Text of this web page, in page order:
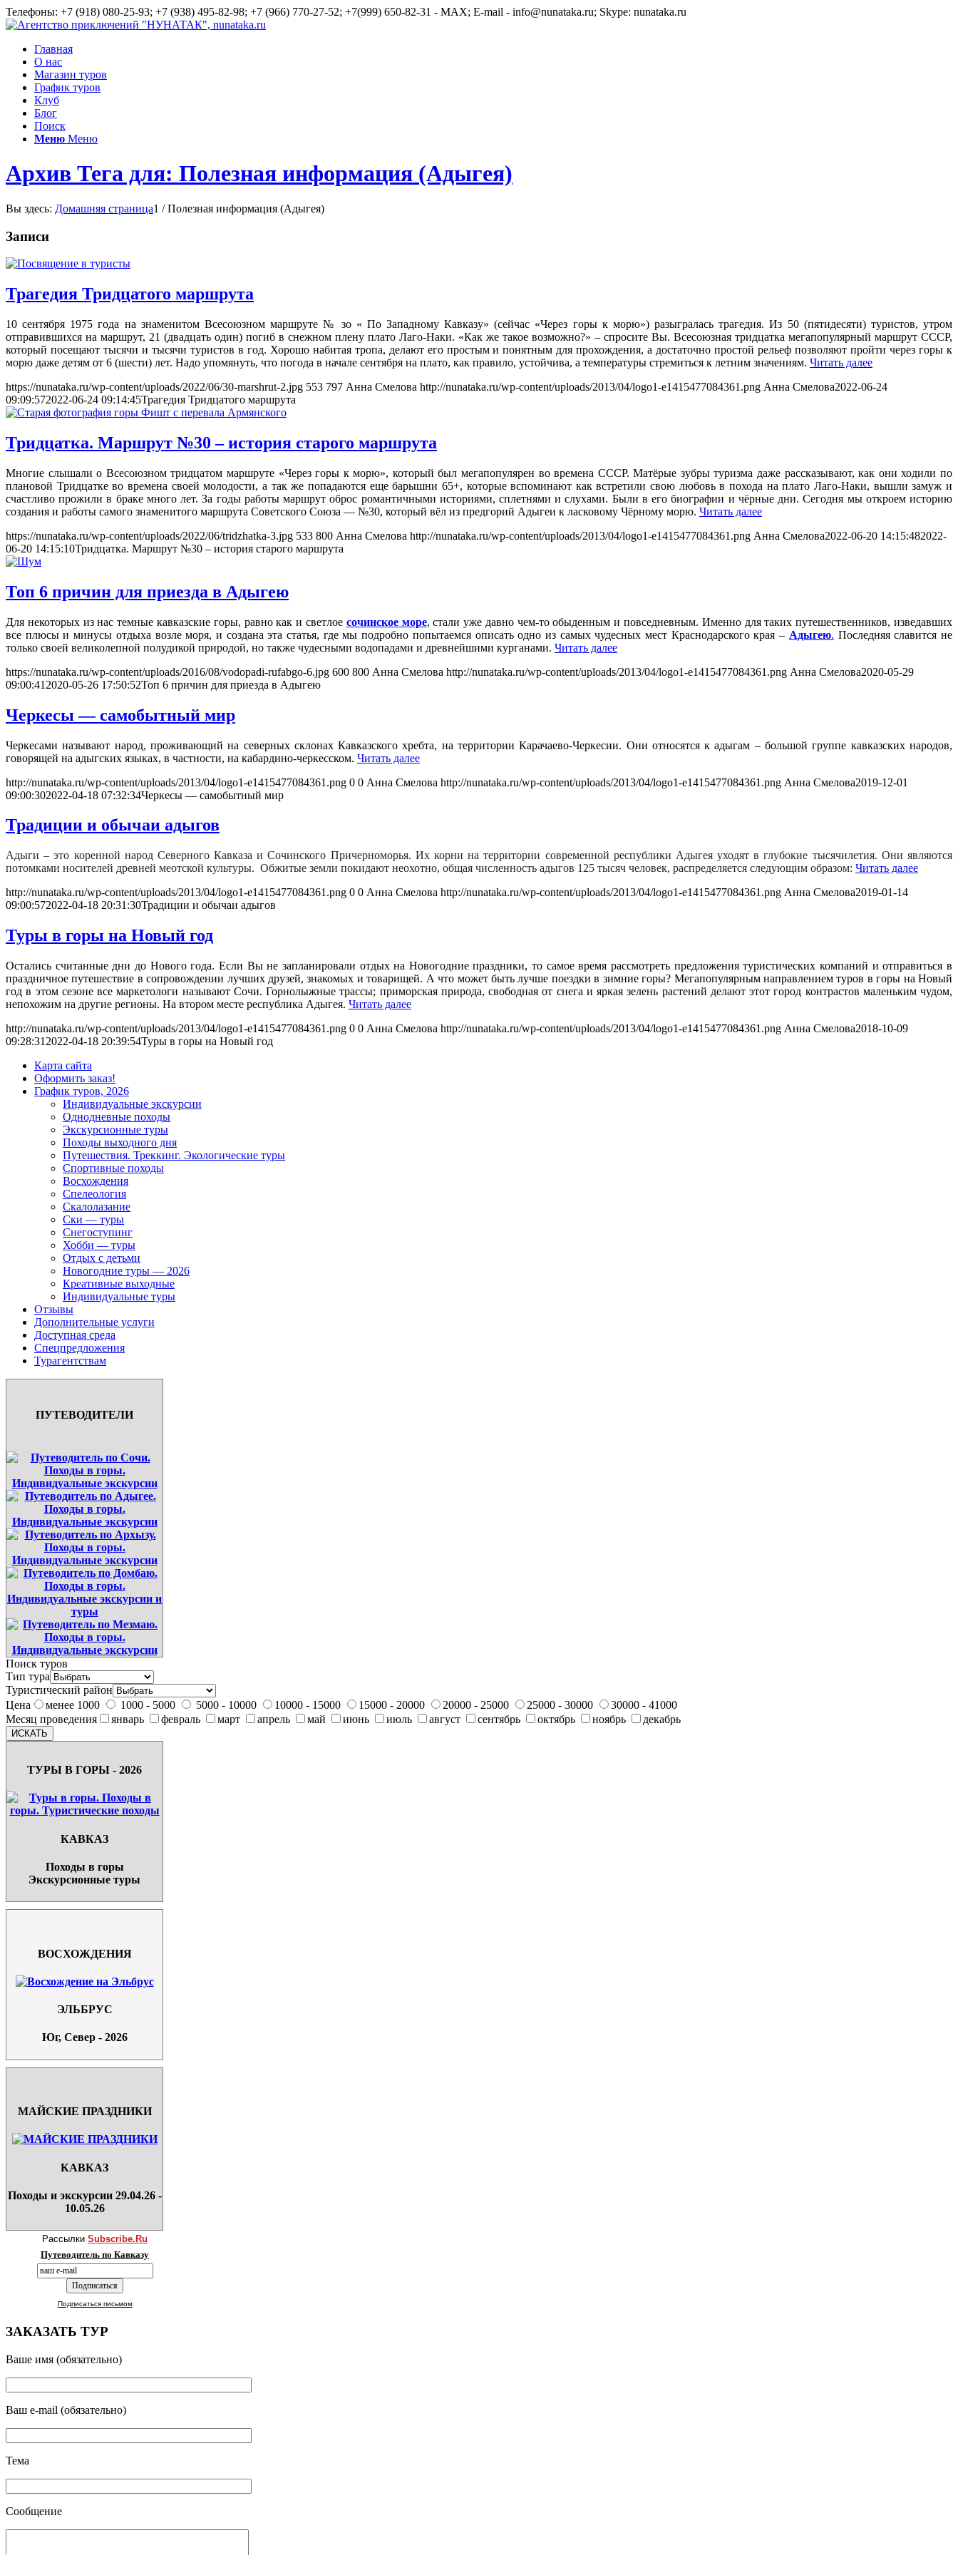
Телефоны: +7 (918) 080-25-93; +7 (938) 495-82-98; +7 (966) 770-27-52; +7(999) 650-82-31 - MAX; E-mail - info@nunataka.ru; Skype: nunataka.ru
Главная
О нас
Магазин туров
График туров
Клуб
Блог
Поиск
Меню Меню
Архив Тега для: Полезная информация (Адыгея)
Вы здесь: Домашняя страница1 / Полезная информация (Адыгея)
Записи
Трагедия Тридцатого маршрута
10 сентября 1975 года на знаменитом Всесоюзном маршруте № зо « По Западному Кавказу» (сейчас «Через горы к морю») разыгралась трагедия. Из 50 (пятидесяти) туристов, утром
отправившихся на маршрут, 21 (двадцать один) погиб в снежном плену плато Лаго-Наки. «Как же такое возможно?» – спросите Вы. Всесоюзная тридцатка мегапопулярный маршрут СССР,
который посещают тысячи и тысячи туристов в год. Хорошо набитая тропа, делают его простым и понятным для прохождения, а достаточно простой рельеф позволяют пройти через горы к
морю даже детям от 6 (шести) лет. Надо упомянуть, что погода в начале сентября на плато, как правило, устойчива, а температуры стремиться к летним значениям. Читать далее
https://nunataka.ru/wp-content/uploads/2022/06/30-marshrut-2.jpg 553 797 Анна Смелова http://nunataka.ru/wp-content/uploads/2013/04/logo1-e1415477084361.png Анна Смелова2022-06-24
09:09:572022-06-24 09:14:45Трагедия Тридцатого маршрута
Тридцатка. Маршрут №30 – история старого маршрута
Многие слышали о Всесоюзном тридцатом маршруте «Через горы к морю», который был мегапопулярен во времена СССР. Матёрые зубры туризма даже рассказывают, как они ходили по
плановой Тридцатке во времена своей молодости, а так же попадаются еще барышни 65+, которые вспоминают как встретили свою любовь в похода на плато Лаго-Наки, вышли замуж и
счастливо прожили в браке много лет. За годы работы маршрут оброс романтичными историями, сплетнями и слухами. Были в его биографии и чёрные дни. Сегодня мы откроем историю
создания и работы самого знаменитого маршрута Советского Союза — №30, который вёл из предгорий Адыгеи к ласковому Чёрному морю. Читать далее
https://nunataka.ru/wp-content/uploads/2022/06/tridzhatka-3.jpg 533 800 Анна Смелова http://nunataka.ru/wp-content/uploads/2013/04/logo1-e1415477084361.png Анна Смелова2022-06-20 14:15:482022-
06-20 14:15:10Тридцатка. Маршрут №30 – история старого маршрута
Топ 6 причин для приезда в Адыгею
Для некоторых из нас темные кавказские горы, равно как и светлое сочинское море, стали уже давно чем-то обыденным и повседневным. Именно для таких путешественников, изведавших
все плюсы и минусы отдыха возле моря, и создана эта статья, где мы подробно попытаемся описать одно из самых чудесных мест Краснодарского края – Адыгею. Последняя славится не
только своей великолепной полудикой природой, но также чудесными водопадами и древнейшими курганами. Читать далее
https://nunataka.ru/wp-content/uploads/2016/08/vodopadi-rufabgo-6.jpg 600 800 Анна Смелова http://nunataka.ru/wp-content/uploads/2013/04/logo1-e1415477084361.png Анна Смелова2020-05-29
09:00:41 2020-05-26 17:50:52Топ 6 причин для приезда в Адыгею
Черкесы — самобытный мир
Черкесами называют народ, проживающий на северных склонах Кавказского хребта, на территории Карачаево-Черкесии. Они относятся к адыгам – большой группе кавказских народов,
говорящей на адыгских языках, в частности, на кабардино-черкесском. Читать далее
http://nunataka.ru/wp-content/uploads/2013/04/logo1-e1415477084361.png 0 0 Анна Смелова http://nunataka.ru/wp-content/uploads/2013/04/logo1-e1415477084361.png Анна Смелова2019-12-01
09:00:302022-04-18 07:32:34Черкесы — самобытный мир
Традиции и обычаи адыгов
Адыги – это коренной народ Северного Кавказа и Сочинского Причерноморья. Их корни на территории современной республики Адыгея уходят в глубокие тысячилетия. Они являются
потомками носителей древней меотской культуры. Обжитые земли покидают неохотно, общая численность адыгов 125 тысяч человек, распределяется следующим образом: Читать далее
http://nunataka.ru/wp-content/uploads/2013/04/logo1-e1415477084361.png 0 0 Анна Смелова http://nunataka.ru/wp-content/uploads/2013/04/logo1-e1415477084361.png Анна Смелова2019-01-14
09:00:572022-04-18 20:31:30Традиции и обычаи адыгов
Туры в горы на Новый год
Остались считанные дни до Нового года. Если Вы не запланировали отдых на Новогодние праздники, то самое время рассмотреть предложения туристических компаний и отправиться в
праздничное путешествие в сопровождении лучших друзей, знакомых и товарищей. А что может быть лучше поездки в зимние горы? Мегапопулярным направлением туров в горы на Новый
год в этом сезоне все маркетологи называют Сочи. Горнолыжные трассы; приморская природа, свободная от снега и яркая зелень растений делают этот город контрастов маленьким чудом,
непохожим на другие регионы. На втором месте республика Адыгея. Читать далее
http://nunataka.ru/wp-content/uploads/2013/04/logo1-e1415477084361.png 0 0 Анна Смелова http://nunataka.ru/wp-content/uploads/2013/04/logo1-e1415477084361.png Анна Смелова2018-10-09
09:28:31 2022-04-18 20:39:54Туры в горы на Новый год
Карта сайта
Оформить заказ!
График туров, 2026
Индивидуальные экскурсии
Однодневные походы
Экскурсионные туры
Походы выходного дня
Путешествия. Треккинг. Экологические туры
Спортивные походы
Восхождения
Спелеология
Скалолазание
Ски — туры
Снегоступинг
Хобби — туры
Отдых с детьми
Новогодние туры — 2026
Креативные выходные
Индивидуальные туры
Отзывы
Дополнительные услуги
Доступная среда
Спецпредложения
Турагентствам
ПУТЕВОДИТЕЛИ
Поиск туров
Тип тура
Туристический район
Цена
менее 1000 1000 - 5000 5000 - 10000 10000 - 15000 15000 - 20000 20000 - 25000 25000 - 30000
30000 - 41000
Месяц проведения
январь февраль март апрель май июнь июль август сентябрь октябрь ноябрь декабрь
ТУРЫ В ГОРЫ - 2026
КАВКАЗ
Походы в горы
Экскурсионные туры
ВОСХОЖДЕНИЯ
ЭЛЬБРУС
Юг, Север - 2026
МАЙСКИЕ ПРАЗДНИКИ
КАВКАЗ
Походы и экскурсии 29.04.26 -
10.05.26
Рассылки Subscribe.Ru
Путеводитель по Кавказу
Подписаться письмом
ЗАКАЗАТЬ ТУР
Ваше имя (обязательно)
Ваш e-mail (обязательно)
Тема
Сообщение